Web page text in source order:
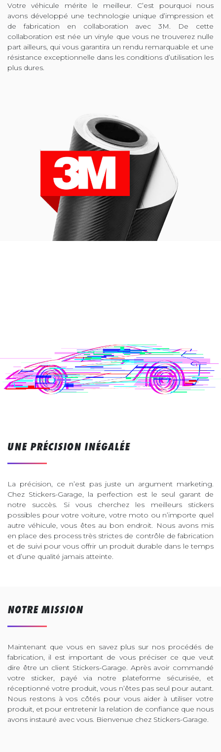
Votre véhicule mérite le meilleur. C’est pourquoi nous
avons développé une technologie unique d’impression et
de fabrication en collaboration avec 3M. De cette
collaboration est née un vinyle que vous ne trouverez nulle
part ailleurs, qui vous garantira un rendu remarquable et une
résistance exceptionnelle dans les conditions d’utilisation les
plus dures.
UNE PRÉCISION INÉGALÉE
La précision, ce n’est pas juste un argument marketing.
Chez Stickers-Garage, la perfection est le seul garant de
notre succès. Si vous cherchez les meilleurs stickers
possibles pour votre voiture, votre moto ou n’importe quel
autre véhicule, vous êtes au bon endroit. Nous avons mis
en place des process très strictes de contrôle de fabrication
et de suivi pour vous offrir un produit durable dans le temps
et d’une qualité jamais atteinte.
NOTRE MISSION
Maintenant que vous en savez plus sur nos procédés de
fabrication, il est important de vous préciser ce que veut
dire être un client Stickers-Garage. Après avoir commandé
votre sticker, payé via notre plateforme sécurisée, et
réceptionné votre produit, vous n’êtes pas seul pour autant.
Nous restons à vos côtés pour vous aider à utiliser votre
produit, et pour entretenir la relation de confiance que nous
avons instauré avec vous. Bienvenue chez Stickers-Garage.